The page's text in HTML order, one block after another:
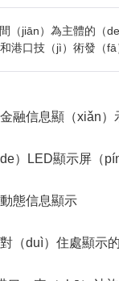
（jiān）為主體的（
港口技（jì）術發（
融信息顯（xiǎn）
）LED顯示屏（
態信息顯示
（duì）住處顯示